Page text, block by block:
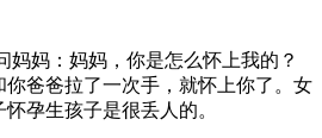
妈：妈妈，你是怎么怀上我的？
爸爸拉了一次手，就怀上你了。女
孕生孩子是很丢人的。